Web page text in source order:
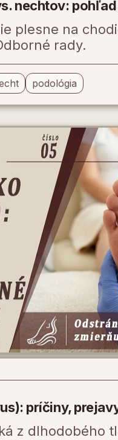
nechtov:
plesne na
rady.
podológia
príčiny,
z dlhodobého